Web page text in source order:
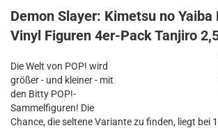
Demon Slayer: Kimetsu no Yaiba
Vinyl Figuren 4er-Pack Tanjiro
Die Welt von POP! wird
größer - und kleiner - mit
den Bitty POP!-
Sammelfiguren! Die
Chance, die seltene Variante zu finden, liegt bei